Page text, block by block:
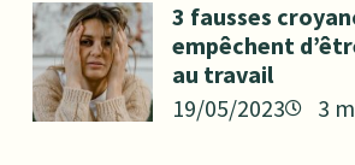
3 fausses
empêchent
au travail
19/05/2023